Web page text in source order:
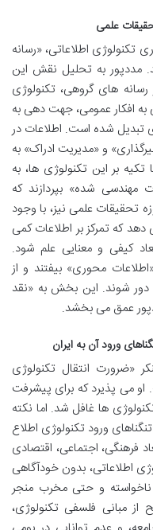
علمی
تکنولوژی اطلاعاتی، «رسانه
مددپور به تحلیل نقش این
های گروهی، تکنولوژی
به افکار عمومی، جهت دهی به
تبدیل شده است. اطلاعات در
و «مدیریت ادراک» به
بر این تکنولوژی ها، به
مهندسی شده» بپردازند که
تحقیقات علمی نیز، با وجود
که تمرکز بر اطلاعات کمی
کیفی و معنایی علم شود.
محوری» بیفتند و از
شوند. این بخش به «نقد
عمق می بخشد.
ورود آن به ایران
«ضرورت انتقال تکنولوژی
او می پذیرد که برای پیشرفت
ها غافل شد. اما نکته
ورود تکنولوژی اطلاع
فرهنگی، اجتماعی، اقتصادی
اطلاعاتی، بدون خودآگاهی
ناخواسته و حتی مخرب منجر
مبانی فلسفی تکنولوژی،